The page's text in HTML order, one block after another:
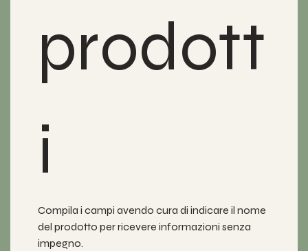
prodott
i
Compila i campi avendo cura di indicare il nome
del prodotto per ricevere informazioni senza
impegno.